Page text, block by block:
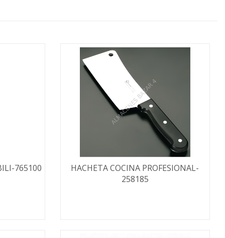
765100
HACHETA COCINA PROFESIONAL-
258185